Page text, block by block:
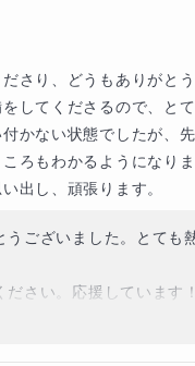
を防ぐ
で「分かった気がす
ず手を動かして問
期テストでも安定し
ただいていました。
ことで、いろんな生
いたので、気軽に聞
さり、どうもありがと
してくださるので、と
かない状態でしたが、
ろもわかるようになり
出し、頑張ります。
うございました。とても
さい。応援しています！